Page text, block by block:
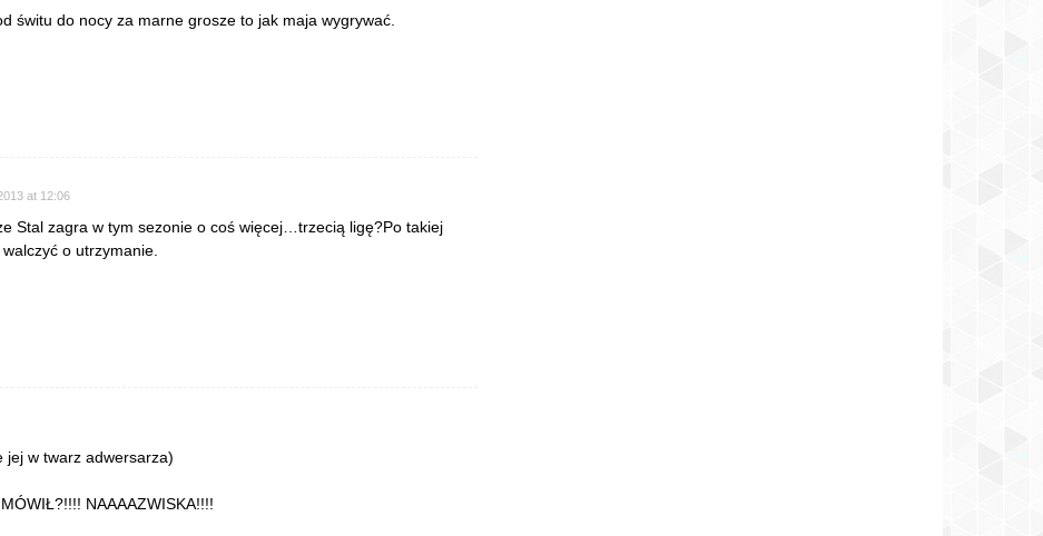
świtu do nocy za marne grosze to jak maja wygrywać.
at 12:06
Stal zagra w tym sezonie o coś więcej…trzecią ligę?Po takiej
o utrzymanie.
jej w twarz adwersarza)
NAAAAZWISKA!!!!